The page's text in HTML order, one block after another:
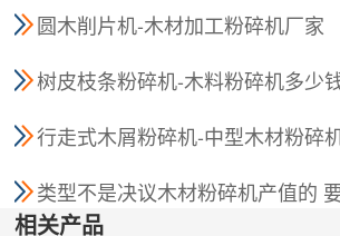
圆木削片机-木材加工粉碎机厂家
树皮枝条粉碎机-木料粉碎机多少
行走式木屑粉碎机-中型木材粉碎
类型不是决议木材粉碎机产值的
相关产品